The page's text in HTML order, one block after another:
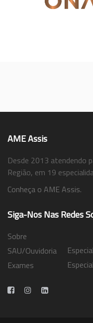
AME Assis
Desde 2013 atendendo
Região, em 19
Conheça o AME Assis.
Siga-Nos Nas Redes
Sobre
SAU/Ouvidoria
Exames